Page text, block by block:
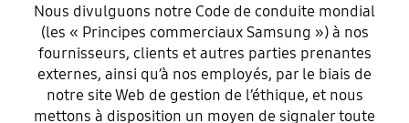
Nous divulguons notre Code de conduite mondial
(les « Principes commerciaux Samsung ») à nos
fournisseurs, clients et autres parties prenantes
externes, ainsi qu’à nos employés, par le biais de
notre site Web de gestion de l’éthique, et nous
mettons à disposition un moyen de signaler toute